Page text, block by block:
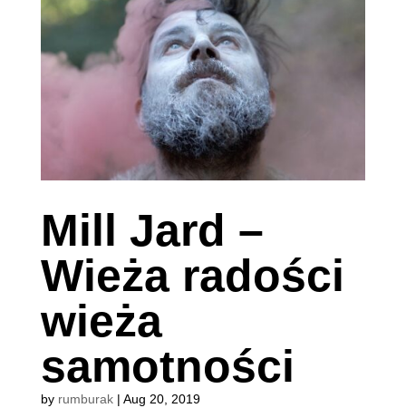
Mill Jard –
Wieża radości
wieża
samotności
by rumburak| Aug 20, 2019